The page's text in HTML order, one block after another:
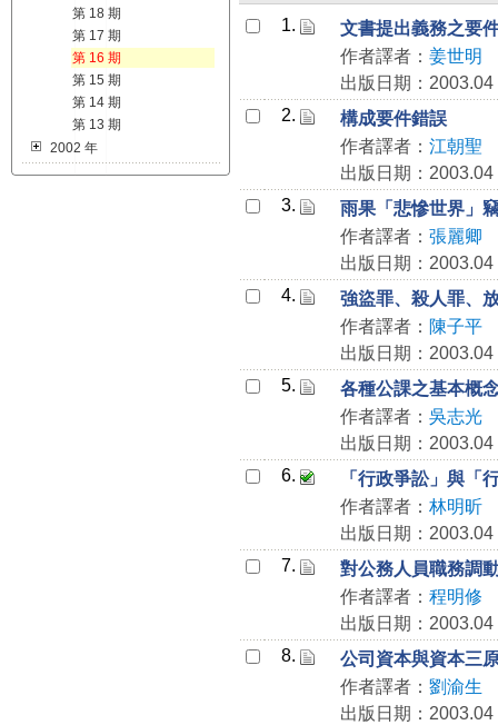
第 18 期
第 17 期
第 16 期
第 15 期
第 14 期
第 13 期
2002 年
1.
文書提出義務之要
作者譯者： 姜世明
出版日期：2003.04
2.
構成要件錯誤
作者譯者： 江朝聖
出版日期：2003.04
3.
雨果「悲慘世界」
作者譯者： 張麗卿
出版日期：2003.04
4.
強盜罪、殺人罪、
作者譯者： 陳子平
出版日期：2003.04
5.
各種公課之基本概
作者譯者： 吳志光
出版日期：2003.04
6.
「行政爭訟」與「
作者譯者： 林明昕
出版日期：2003.04
7.
對公務人員職務調
作者譯者： 程明修
出版日期：2003.04
8.
公司資本與資本三
作者譯者： 劉渝生
出版日期：2003.04